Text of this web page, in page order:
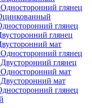
глянец
глянец
глянец
мат
глянец
глянец
мат
мат
глянец